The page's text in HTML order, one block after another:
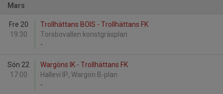
Mars
Fre 20
19:30
Trollhättans BOIS - Trollhättans FK
Torsbovallen konstgräsplan
-
Sön 22
17:00
Wargöns IK - Trollhättans FK
Hallevi IP, Wargön B-plan
-